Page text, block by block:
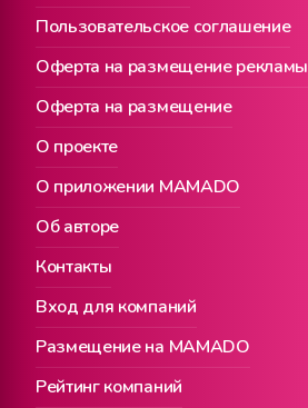
О проекте
Вход для компаний
Пользовательское соглашение
О приложении MAMADO
Размещение на MAMADO
Оферта на размещение рекламы
Об авторе
Рейтинг компаний
Оферта на размещение
Контакты